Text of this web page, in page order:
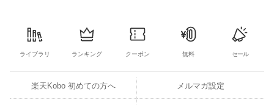
ライブラリ ランキング クーポン 無料 セール
楽天Kobo 初めての方へ メルマガ設定